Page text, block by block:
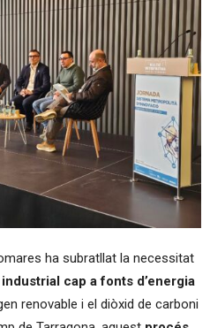
ha subratllat la necessitat
cap a fonts d’energia
renovable i el diòxid de carboni